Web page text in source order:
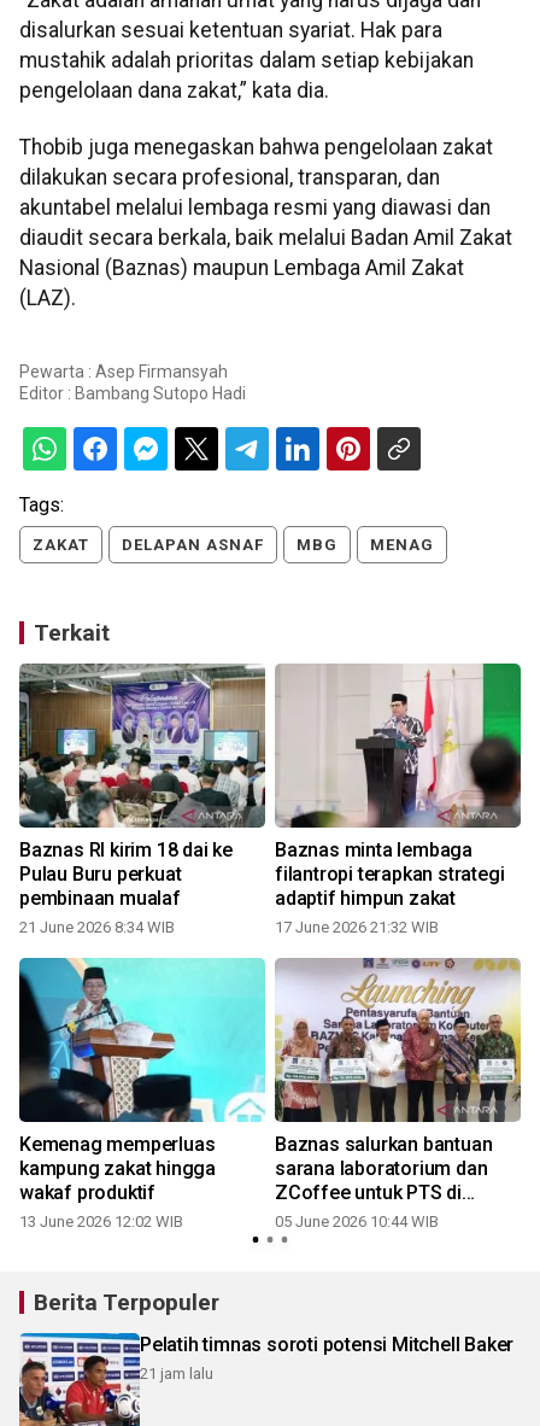
disalurkan sesuai ketentuan syariat. Hak para
mustahik adalah prioritas dalam setiap kebijakan
pengelolaan dana zakat,” kata dia.
Thobib juga menegaskan bahwa pengelolaan zakat
dilakukan secara profesional, transparan, dan
akuntabel melalui lembaga resmi yang diawasi dan
diaudit secara berkala, baik melalui Badan Amil Zakat
Nasional (Baznas) maupun Lembaga Amil Zakat
(LAZ).
Pewarta : Asep Firmansyah
Editor : Bambang Sutopo Hadi
Tags:
ZAKAT DELAPAN ASNAF MBG MENAG
Terkait
Baznas RI kirim 18 dai ke
Pulau Buru perkuat
pembinaan mualaf
21 June 2026 8:34 WIB
Baznas minta lembaga
filantropi terapkan strategi
adaptif himpun zakat
17 June 2026 21:32 WIB
Kemenag memperluas
kampung zakat hingga
wakaf produktif
13 June 2026 12:02 WIB
Baznas salurkan bantuan
sarana laboratorium dan
ZCoffee untuk PTS di
Yogyakarta
05 June 2026 10:44 WIB
Berita Terpopuler
Pelatih timnas soroti potensi Mitchell Baker
21 jam lalu